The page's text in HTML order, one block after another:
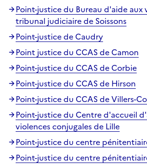
Point-justice du Bureau d'aide aux
tribunal judiciaire de Soissons
Point-justice de Caudry
Point justice du CCAS de Camon
Point-justice du CCAS de Corbie
Point-justice du CCAS de Hirson
Point-justice du CCAS de Villers-
Point-justice du Centre d'accueil
violences conjugales de Lille
Point-justice du centre
Point-justice du centre